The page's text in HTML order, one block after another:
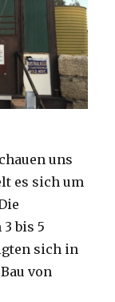
uns
es sich um
bis 5
sich in
von